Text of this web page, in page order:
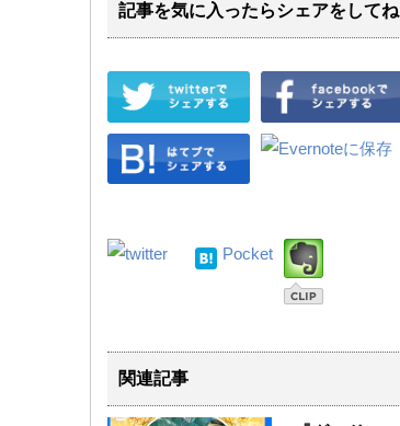
記事を気に入ったらシェアをしてね
Pocket
関連記事